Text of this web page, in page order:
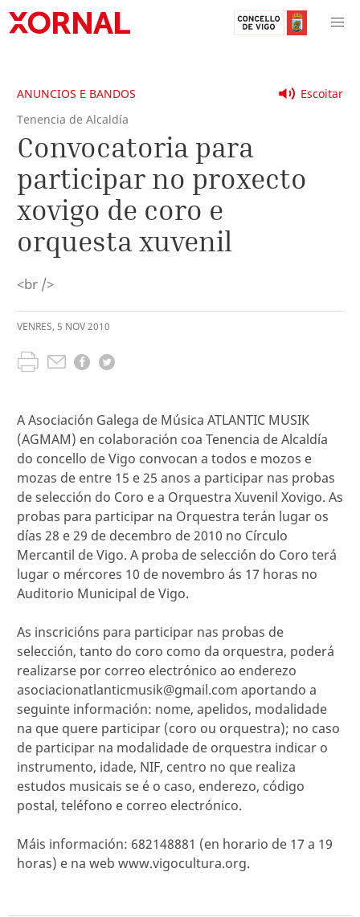
Escoitar
ANUNCIOS E BANDOS
Tenencia de Alcaldía
Convocatoria para
participar no proxecto
xovigo de coro e
orquesta xuvenil
<br />
VENRES, 5 NOV2010
A Asociación Galega de Música ATLANTIC MUSIK
(AGMAM) en colaboración coa Tenencia de Alcaldía
do concello de Vigo convocan a todos e mozos e
mozas de entre 15 e 25 anos a participar nas probas
de selección do Coro e a Orquestra Xuvenil Xovigo. As
probas para participar na Orquestra terán lugar os
días 28 e 29 de decembro de 2010 no Círculo
Mercantil de Vigo. A proba de selección do Coro terá
lugar o mércores 10 de novembro ás 17 horas no
Auditorio Municipal de Vigo.
As inscricións para participar nas probas de
selección, tanto do coro como da orquestra, poderá
realizarse por correo electrónico ao enderezo
asociacionatlanticmusik@gmail.com aportando a
seguinte información: nome, apelidos, modalidade
na que quere participar (coro ou orquestra); no caso
de participar na modalidade de orquestra indicar o
instrumento, idade, NIF, centro no que realiza
estudos musicais se é o caso, enderezo, código
postal, teléfono e correo electrónico.
Máis información: 682148881 (en horario de 17 a 19
horas) e na web www.vigocultura.org.